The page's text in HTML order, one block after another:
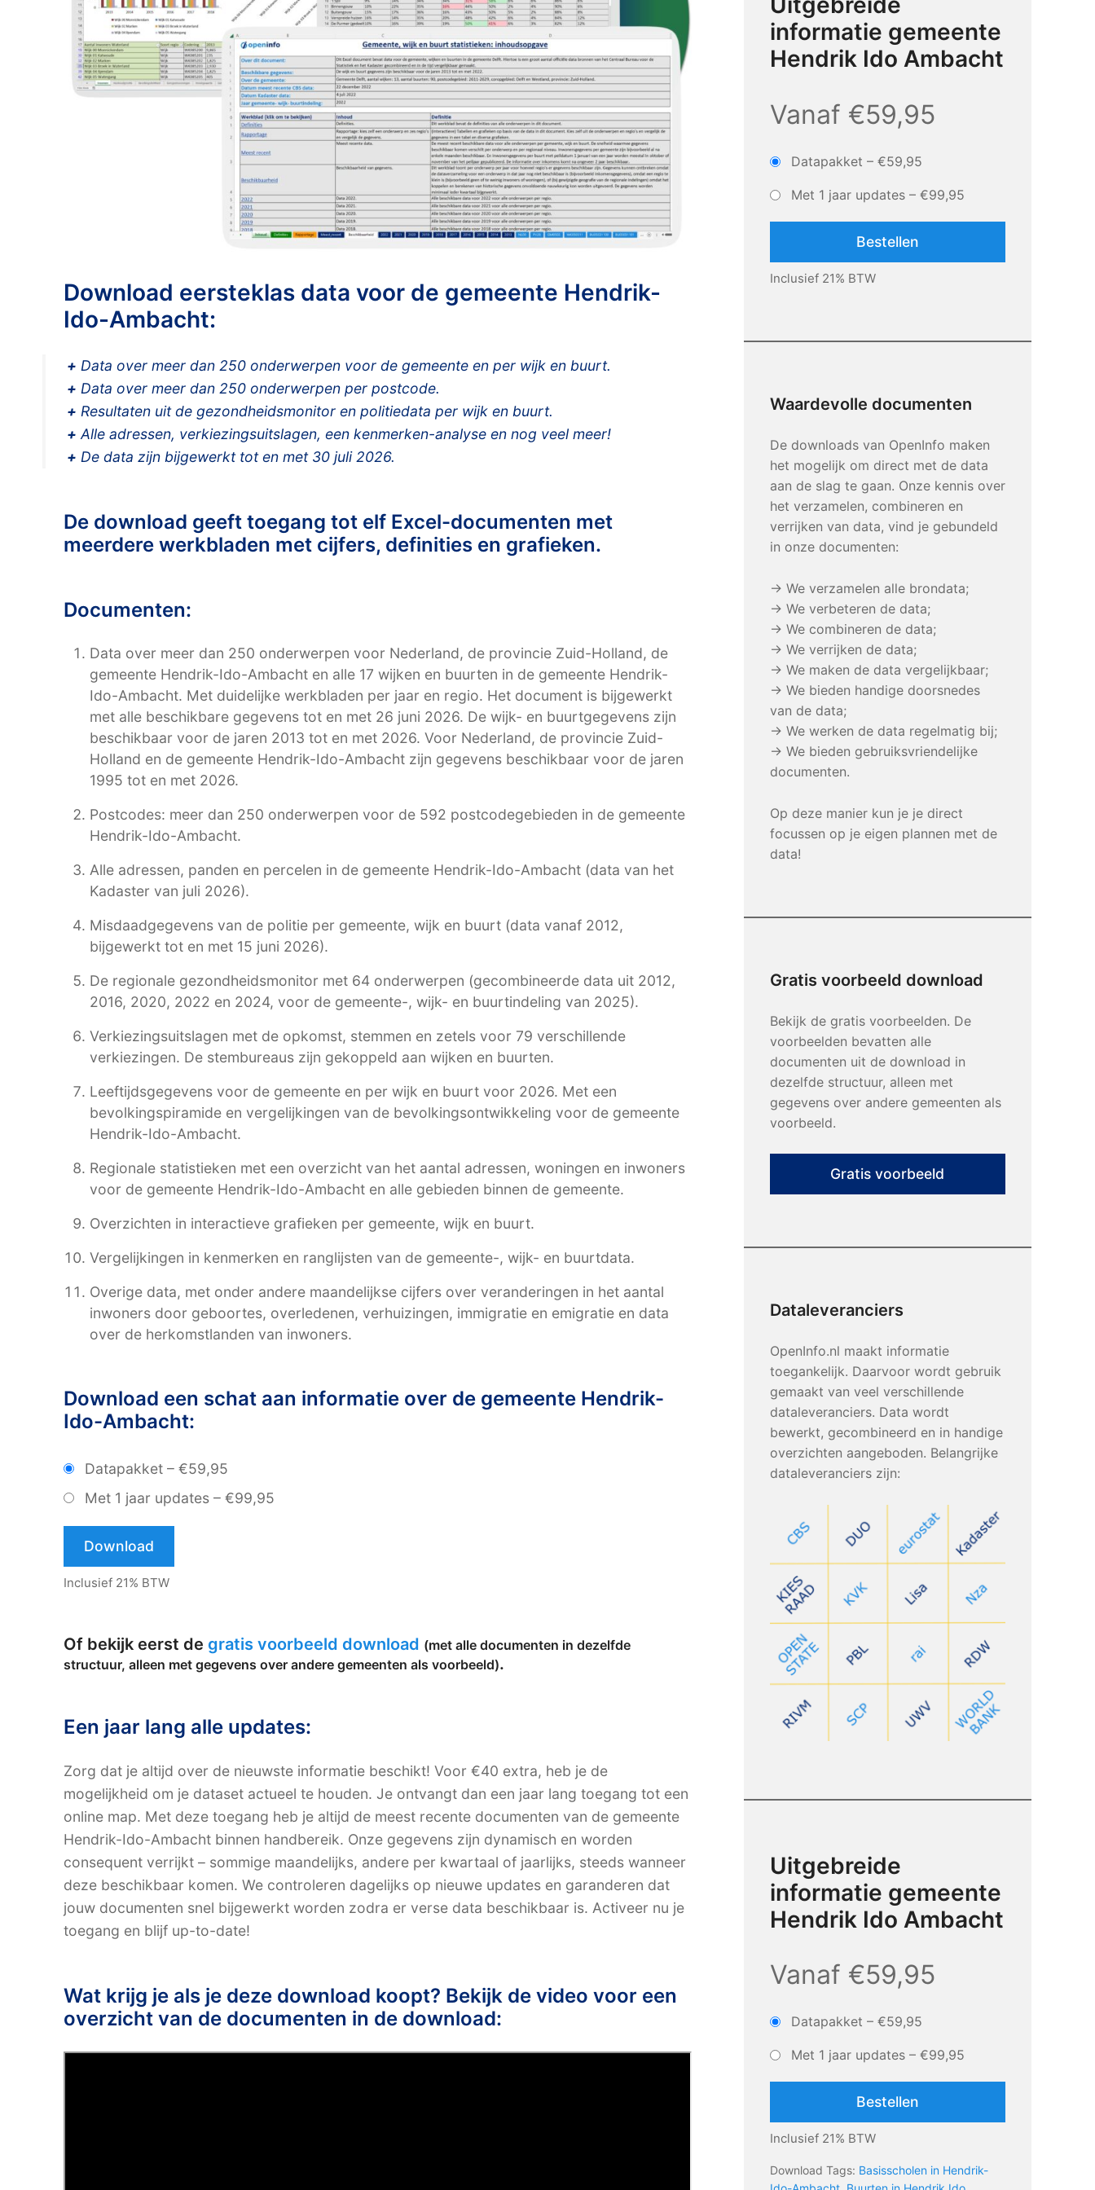
Download eersteklas data voor de gemeente Hendrik-
Ido-Ambacht:
+ Data over meer dan 250 onderwerpen voor de gemeente en per wijk en buurt.
+ Data over meer dan 250 onderwerpen per postcode.
+ Resultaten uit de gezondheidsmonitor en politiedata per wijk en buurt.
+ Alle adressen, verkiezingsuitslagen, een kenmerken-analyse en nog veel meer!
+ De data zijn bijgewerkt tot en met 30 juli 2026.
De download geeft toegang tot elf Excel-documenten met
meerdere werkbladen met cijfers, definities en grafieken.
Documenten:
Data over meer dan 250 onderwerpen voor Nederland, de provincie Zuid-Holland, de
gemeente Hendrik-Ido-Ambacht en alle 17 wijken en buurten in de gemeente Hendrik-
Ido-Ambacht. Met duidelijke werkbladen per jaar en regio. Het document is bijgewerkt
met alle beschikbare gegevens tot en met 26 juni 2026. De wijk- en buurtgegevens zijn
beschikbaar voor de jaren 2013 tot en met 2026. Voor Nederland, de provincie Zuid-
Holland en de gemeente Hendrik-Ido-Ambacht zijn gegevens beschikbaar voor de jaren
1995 tot en met 2026.
Postcodes: meer dan 250 onderwerpen voor de 592 postcodegebieden in de gemeente
Hendrik-Ido-Ambacht.
Alle adressen, panden en percelen in de gemeente Hendrik-Ido-Ambacht (data van het
Kadaster van juli 2026).
Misdaadgegevens van de politie per gemeente, wijk en buurt (data vanaf 2012,
bijgewerkt tot en met 15 juni 2026).
De regionale gezondheidsmonitor met 64 onderwerpen (gecombineerde data uit 2012,
2016, 2020, 2022 en 2024, voor de gemeente-, wijk- en buurtindeling van 2025).
Verkiezingsuitslagen met de opkomst, stemmen en zetels voor 79 verschillende
verkiezingen. De stembureaus zijn gekoppeld aan wijken en buurten.
Leeftijdsgegevens voor de gemeente en per wijk en buurt voor 2026. Met een
bevolkingspiramide en vergelijkingen van de bevolkingsontwikkeling voor de gemeente
Hendrik-Ido-Ambacht.
Regionale statistieken met een overzicht van het aantal adressen, woningen en inwoners
voor de gemeente Hendrik-Ido-Ambacht en alle gebieden binnen de gemeente.
Overzichten in interactieve grafieken per gemeente, wijk en buurt.
Vergelijkingen in kenmerken en ranglijsten van de gemeente-, wijk- en buurtdata.
Overige data, met onder andere maandelijkse cijfers over veranderingen in het aantal
inwoners door geboortes, overledenen, verhuizingen, immigratie en emigratie en data
over de herkomstlanden van inwoners.
Download een schat aan informatie over de gemeente Hendrik-
Ido-Ambacht:
Datapakket – €59,95
Met 1 jaar updates – €99,95
Download
Inclusief 21% BTW
Of bekijk eerst de gratis voorbeeld download (met alle documenten in dezelfde
structuur, alleen met gegevens over andere gemeenten als voorbeeld).
Een jaar lang alle updates:
Zorg dat je altijd over de nieuwste informatie beschikt! Voor €40 extra, heb je de
mogelijkheid om je dataset actueel te houden. Je ontvangt dan een jaar lang toegang tot een
online map. Met deze toegang heb je altijd de meest recente documenten van de gemeente
Hendrik-Ido-Ambacht binnen handbereik. Onze gegevens zijn dynamisch en worden
consequent verrijkt – sommige maandelijks, andere per kwartaal of jaarlijks, steeds wanneer
deze beschikbaar komen. We controleren dagelijks op nieuwe updates en garanderen dat
jouw documenten snel bijgewerkt worden zodra er verse data beschikbaar is. Activeer nu je
toegang en blijf up-to-date!
Wat krijg je als je deze download koopt? Bekijk de video voor een
overzicht van de documenten in de download:
informatie gemeente
Hendrik Ido Ambacht
Vanaf €59,95
Datapakket – €59,95
Met 1 jaar updates– €99,95
Bestellen
Inclusief 21% BTW
Waardevolle documenten
De downloads van OpenInfo maken
het mogelijk om direct met de data
aan de slag te gaan. Onze kennis over
het verzamelen, combineren en
verrijken van data, vind je gebundeld
in onze documenten:
→ We verzamelen alle brondata;
→ We verbeteren de data;
→ We combineren de data;
→ We verrijken de data;
→ We maken de data vergelijkbaar;
→ We bieden handige doorsnedes
van de data;
→ We werken de data regelmatig bij;
→ We bieden gebruiksvriendelijke
documenten.
Op deze manier kun je je direct
focussen op je eigen plannen met de
data!
Gratis voorbeeld download
Bekijk de gratis voorbeelden. De
voorbeelden bevatten alle
documenten uit de download in
dezelfde structuur, alleen met
gegevens over andere gemeenten als
voorbeeld.
Gratis voorbeeld
Dataleveranciers
OpenInfo.nl maakt informatie
toegankelijk. Daarvoor wordt gebruik
gemaakt van veel verschillende
dataleveranciers. Data wordt
bewerkt, gecombineerd en in handige
overzichten aangeboden. Belangrijke
dataleveranciers zijn:
Uitgebreide
informatie gemeente
Hendrik Ido Ambacht
Vanaf €59,95
Datapakket – €59,95
Met 1 jaar updates– €99,95
Bestellen
Inclusief 21% BTW
Download Tags: Basisscholen in Hendrik-